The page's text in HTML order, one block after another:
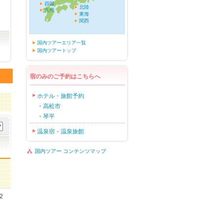
北陸
東海
関西
四国
九州
国内ツアーエリア一覧
国内ツアートップ
宿のみのご予約はこちらへ
ホテル・旅館予約
・高松市
・琴平
温泉宿・温泉旅館
国内ツアー コンテンツマップ